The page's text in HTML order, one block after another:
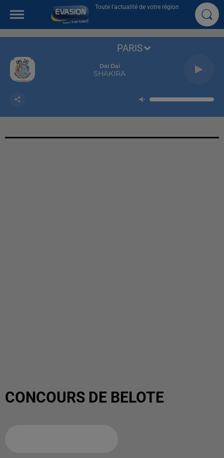
Toute l'actualité de votre région
Dai Dai
SHAKIRA
PARIS
CONCOURS DE BELOTE